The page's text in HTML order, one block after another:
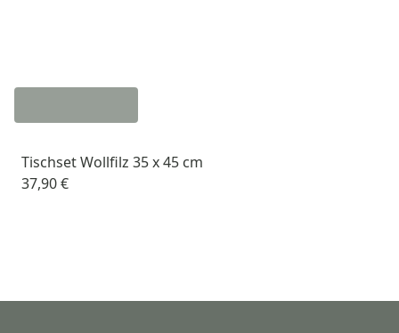
Tischset Wollfilz 35 x 45 cm
37,90 €